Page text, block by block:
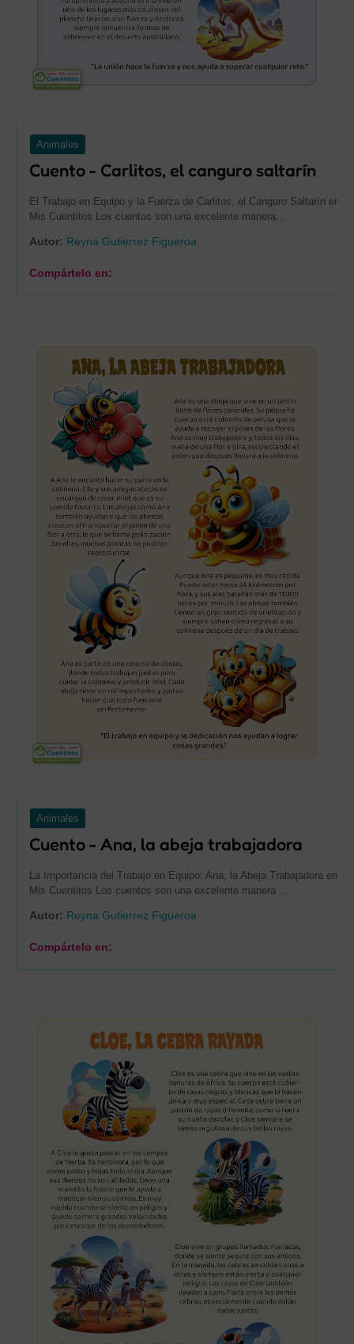
Animales
Cuento - Carlitos, el canguro saltarín
El Trabajo en Equipo y la Fuerza de Carlitos, el Canguro Saltarín en
Mis Cuentitos Los cuentos son una excelente manera…
Autor: Reyna Gutierrez Figueroa
Compártelo en:
Animales
Cuento - Ana, la abeja trabajadora
La Importancia del Trabajo en Equipo: Ana, la Abeja Trabajadora en
Mis Cuentitos Los cuentos son una excelente manera …
Autor: Reyna Gutierrez Figueroa
Compártelo en: